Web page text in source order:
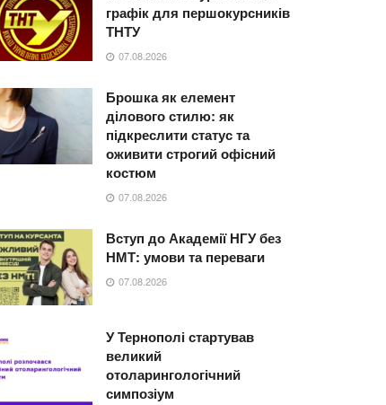
графік для першокурсників
ТНТУ
07.08.2026
Брошка як елемент
ділового стилю: як
підкреслити статус та
оживити строгий офісний
костюм
07.08.2026
Вступ до Академії НГУ без
НМТ: умови та переваги
07.08.2026
У Тернополі стартував
великий
отоларингологічний
симпозіум